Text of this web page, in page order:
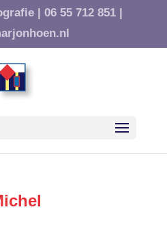
| 06 55 712 851 |